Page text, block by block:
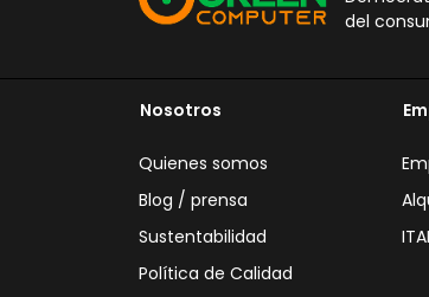
del
Nosotros
Quienes somos
Blog / prensa
Sustentabilidad
Política de Calidad